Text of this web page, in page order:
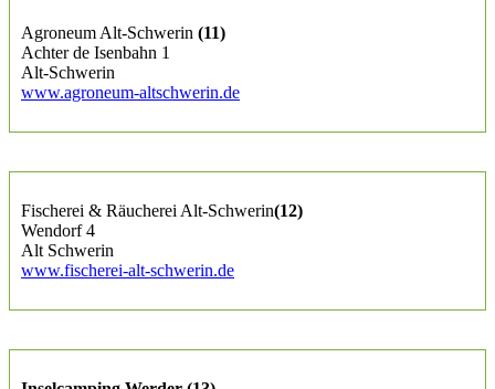
Agroneum Alt-Schwerin (11)
Achter de Isenbahn 1
Alt-Schwerin
www.agroneum-altschwerin.de
Fischerei & Räucherei Alt-Schwerin(12)
Wendorf 4
Alt Schwerin
www.fischerei-alt-schwerin.de